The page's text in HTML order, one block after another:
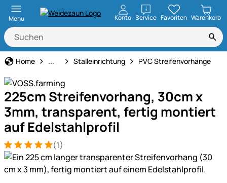
Menu Konto ServiceöffnenFavoriten Warenkorb
Home Stall- & Tierzuchtbedarf
... Stalleinrichtung PVC Streifenvorhänge
225cm Streifenvorhang, 30cm x
3mm, transparent, fertig montiert
auf Edelstahlprofil
Bewertung: 5 von 5 (1 Bewertungen)
1 Bewertung (1)
Produktgalerie